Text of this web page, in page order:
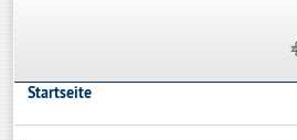
Startseite